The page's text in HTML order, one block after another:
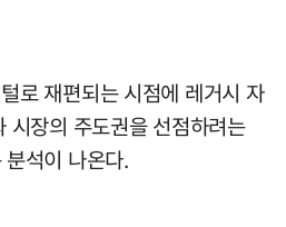
로 재편되는 시점에 레거시 자
시장의 주도권을 선점하려는
석이 나온다.